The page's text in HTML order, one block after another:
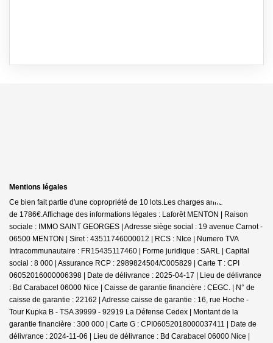
Mentions légales
Ce bien fait partie d'une copropriété de 10 lots.Les charges annuelles sont
de 1786€.Affichage des informations légales : Laforêt MENTON | Raison
sociale : IMMO SAINT GEORGES | Adresse siège social : 19 avenue Carnot -
06500 MENTON | Siret : 43511746000012 | RCS : NIce | Numero TVA
Intracommunautaire : FR15435117460 | Forme juridique : SARL | Capital
social : 8 000 | Assurance RCP : 2989824504/C005829 | Carte T : CPI
06052016000006398 | Date de délivrance : 2025-04-17 | Lieu de délivrance
: Bd Carabacel 06000 Nice | Caisse de garantie financière : CEGC. | N° de
caisse de garantie : 22162 | Adresse caisse de garantie : 16, rue Hoche -
Tour Kupka B - TSA 39999 - 92919 La Défense Cedex | Montant de la
garantie financière : 300 000 | Carte G : CPI06052018000037411 | Date de
délivrance : 2024-11-06 | Lieu de délivrance : Bd Carabacel 06000 Nice |